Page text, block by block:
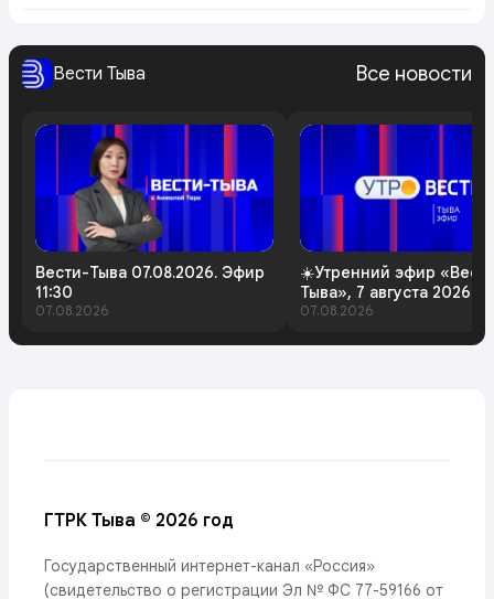
Вести Тыва Все новости
Вести-Тыва 07.08.2026. Эфир
11:30
07.08.2026
☀️Утренний эфир
Тыва», 7 августа 2026
07.08.2026
ГТРК Тыва © 2026 год
Государственный интернет-канал «Россия»
(свидетельство о регистрации Эл № ФС 77-59166 от